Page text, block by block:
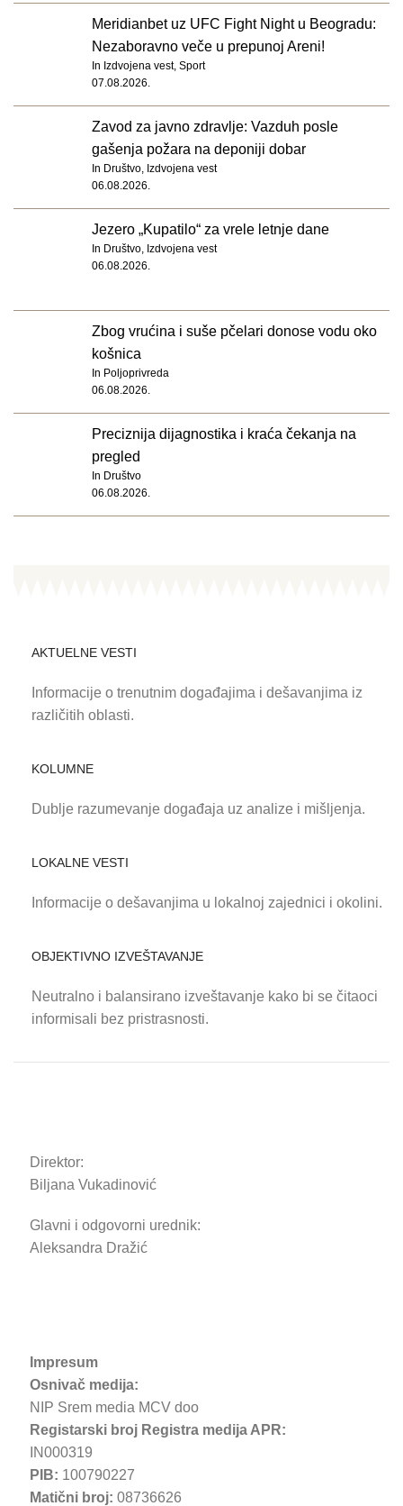
Meridianbet uz UFC Fight Night u Beogradu:
Nezaboravno veče u prepunoj Areni!
In Izdvojena vest, Sport
07.08.2026.
Zavod za javno zdravlje: Vazduh posle
gašenja požara na deponiji dobar
In Društvo, Izdvojena vest
06.08.2026.
Jezero „Kupatilo“ za vrele letnje dane
In Društvo Izdvojena vest
06.08.2026.
Zbog vrućina i suše pčelari donose vodu oko
košnica
In Poljoprivreda
06.08.2026.
Preciznija dijagnostika i kraća čekanja na
pregled
In Društvo
06.08.2026.
AKTUELNE VESTI
Informacije o trenutnim događajima i dešavanjima iz
različitih oblasti.
KOLUMNE
Dublje razumevanje događaja uz analize i mišljenja.
LOKALNE VESTI
Informacije o dešavanjima u lokalnoj zajednici i okolini.
OBJEKTIVNO IZVEŠTAVANJE
Neutralno i balansirano izveštavanje kako bi se čitaoci
informisali bez pristrasnosti.
Direktor:
Biljana Vukadinović
Glavni i odgovorni urednik:
Aleksandra Dražić
Impresum
Osnivač medija:
NIP Srem media MCV doo
Registarski broj Registra medija APR:
IN000319
PIB: 100790227
Matični broj: 08736626